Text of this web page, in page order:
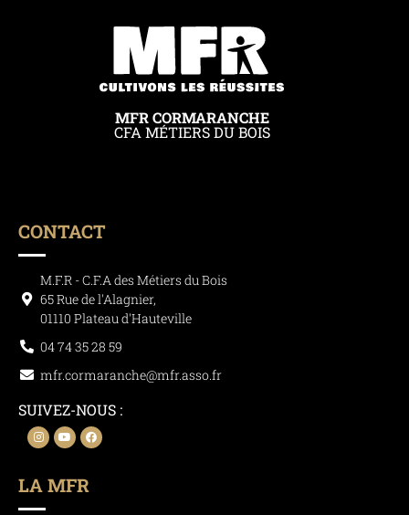
MFR CORMARANCHE
CFA MÉTIERS DU BOIS
CONTACT
M.F.R - C.F.A des Métiers du Bois
65 Rue de l'Alagnier,
01110 Plateau d'Hauteville
04 74 35 28 59
mfr.cormaranche@mfr.asso.fr
SUIVEZ-NOUS :
LA MFR